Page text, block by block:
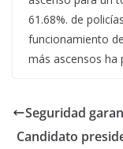
61.68%. de
funcionamiento
más ascensos ha
Seguridad
Candidato